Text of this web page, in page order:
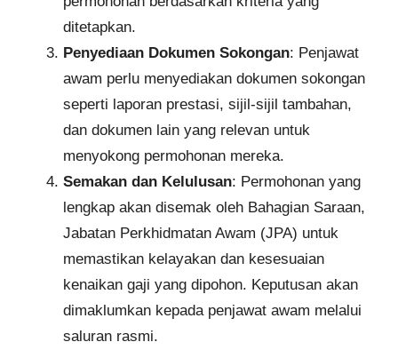
ditetapkan.
Penyediaan Dokumen Sokongan: Penjawat
awam perlu menyediakan dokumen sokongan
seperti laporan prestasi, sijil-sijil tambahan,
dan dokumen lain yang relevan untuk
menyokong permohonan mereka.
Semakan dan Kelulusan: Permohonan yang
lengkap akan disemak oleh Bahagian Saraan,
Jabatan Perkhidmatan Awam (JPA) untuk
memastikan kelayakan dan kesesuaian
kenaikan gaji yang dipohon. Keputusan akan
dimaklumkan kepada penjawat awam melalui
saluran rasmi.